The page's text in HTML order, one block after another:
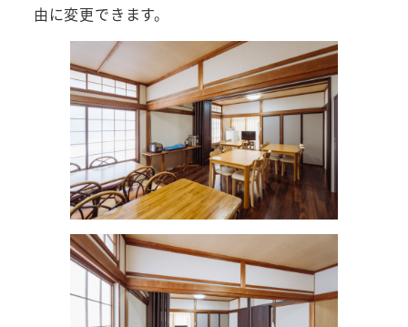
由に変更できます。